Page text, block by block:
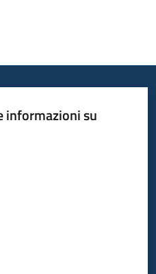
informazioni su